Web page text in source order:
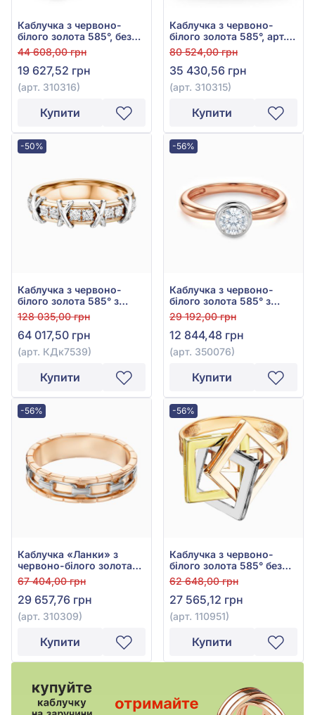
Каблучка з червоно-
білого золота 585°, без
вставки, арт. 310316
44 608,00 грн
19 627,52 грн
(арт. 310316)
Купити
Каблучка з червоно-
білого золота 585°, арт.
310315
80 524,00 грн
35 430,56 грн
(арт. 310315)
Купити
-50%
Каблучка з червоно-
білого золота 585° з
діамантом 0,3ct, арт.
КДк7539
128 035,00 грн
64 017,50 грн
(арт. КДк7539)
Купити
-56%
Каблучка з червоно-
білого золота 585° з
фіанітом, арт. 350076
29 192,00 грн
12 844,48 грн
(арт. 350076)
Купити
-56%
Каблучка «Ланки» з
червоно-білого золота
585° без вставки, арт.
310309
67 404,00 грн
29 657,76 грн
(арт. 310309)
Купити
-56%
Каблучка з червоно-
білого золота 585° без
вставки, арт. 110951
62 648,00 грн
27 565,12 грн
(арт. 110951)
Купити